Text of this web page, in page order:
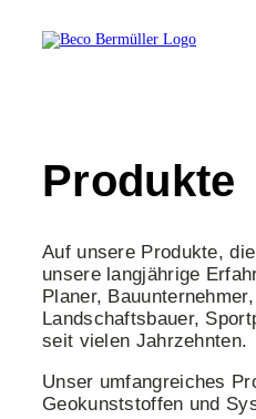
Produkte
Auf unsere Produkte,
unsere langjährige
Planer,
Landschaftsbauer,
seit vielen Jahrzehnten.
Unser umfangreiches
Geokunststoffen und